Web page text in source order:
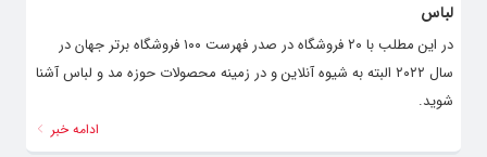
لباس
در این مطلب با ۲۰ فروشگاه در صدر فهرست ۱۰۰ فروشگاه‌ برتر جهان در
سال ۲۰۲۲ البته به شیوه آنلاین و در زمینه محصولات حوزه مد و لباس آشنا
شوید.
ادامه خبر